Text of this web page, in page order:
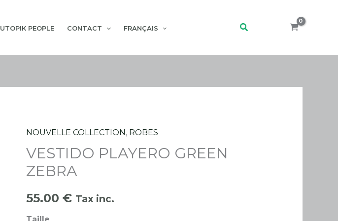
UTOPIK PEOPLE CONTACT FRANÇAIS Rechercher
NOUVELLE COLLECTION , ROBES
VESTIDO PLAYERO GREEN
ZEBRA
55.00€ Tax inc.
quantité
de
VESTIDO
PLAYERO
GREEN